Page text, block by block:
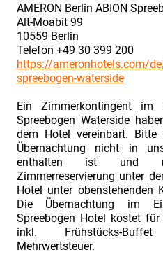
AMERON Berlin ABION
Alt-Moabit 99
10559 Berlin
Telefon +49 30 399 200
https://ameronhotels.com/
spreebogen-waterside
Ein Zimmerkontingent im
Spreebogen Waterside
dem Hotel vereinbart.
Übernachtung nicht in
enthalten ist und
Zimmerreservierung unter
Hotel unter obenstehenden
Die Übernachtung im
Spreebogen Hotel kostet
inkl. Frühstücks-
Mehrwertsteuer.
03.07.2019".
Vorstellung
Fachreferent
Herr
Everhard
von
Groote
Fruehbucher-
Rabatt
zur
Fachtagung